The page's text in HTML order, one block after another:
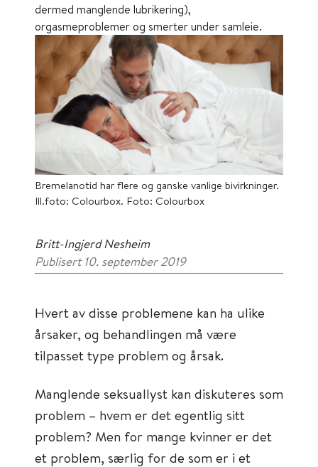
dermed manglende lubrikering),
orgasmeproblemer og smerter under samleie.
Bremelanotid har flere og ganske vanlige bivirkninger.
Ill.foto: Colourbox. Foto: Colourbox
Britt-Ingjerd Nesheim
Publisert 10. september 2019
Hvert av disse problemene kan ha ulike
årsaker, og behandlingen må være
tilpasset type problem og årsak.
Manglende seksuallyst kan diskuteres som
problem – hvem er det egentlig sitt
problem? Men for mange kvinner er det
et problem, særlig for de som er i et